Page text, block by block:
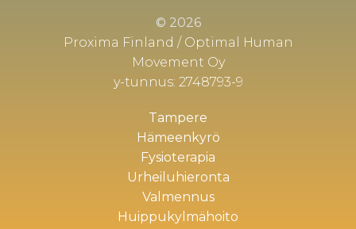
© 2026
Proxima Finland / Optimal Human
Movement Oy
y-tunnus: 2748793-9
Tampere
Hämeenkyrö
Fysioterapia
Urheiluhieronta
Valmennus
Huippukylmähoito